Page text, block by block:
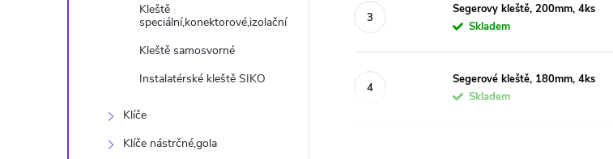
Kleště
speciální,konektorové,izolační
Kleště samosvorné
Instalatérské kleště SIKO
Klíče
Klíče nástrčné,gola
Segerovy kleště, 200mm, 4ks
Skladem
Segerové kleště, 180mm, 4ks
Skladem